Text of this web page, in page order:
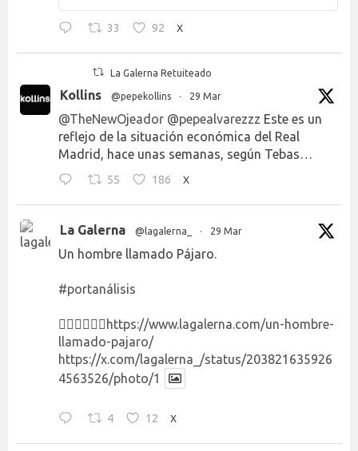
33 92 X
La Galerna Retuiteado
Kollins @pepekollins · 29 Mar
@TheNewOjeador @pepealvarezzz Este es un
reflejo de la situación económica del Real
Madrid, hace unas semanas, según Tebas…
55 186 X
La Galerna @lagalerna_ · 29 Mar
Un hombre llamado Pájaro.
#portanálisis
👉🏻👉🏻👉🏻 https://www.lagalerna.com/un-hombre-
llamado-pajaro/
https://x.com/lagalerna_/status/203821635926
4563526/photo/1
4 12 X